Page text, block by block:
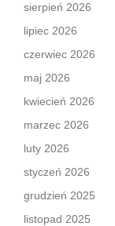
sierpień 2026
lipiec 2026
czerwiec 2026
maj 2026
kwiecień 2026
marzec 2026
luty 2026
styczeń 2026
grudzień 2025
listopad 2025